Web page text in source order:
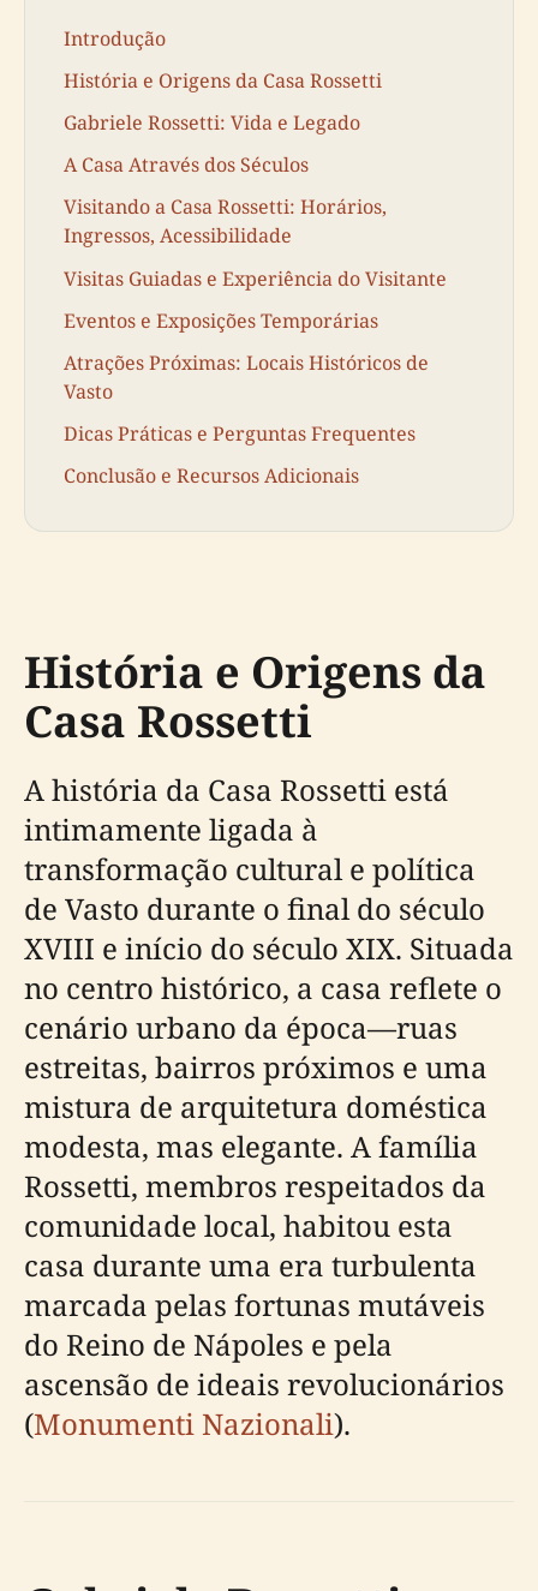
Introdução
História e Origens da Casa Rossetti
Gabriele Rossetti: Vida e Legado
A Casa Através dos Séculos
Visitando a Casa Rossetti: Horários,
Ingressos, Acessibilidade
Visitas Guiadas e Experiência do Visitante
Eventos e Exposições Temporárias
Atrações Próximas: Locais Históricos de
Vasto
Dicas Práticas e Perguntas Frequentes
Conclusão e Recursos Adicionais
História e Origens da
Casa Rossetti
A história da Casa Rossetti está
intimamente ligada à
transformação cultural e política
de Vasto durante o final do século
XVIII e início do século XIX. Situada
no centro histórico, a casa reflete o
cenário urbano da época—ruas
estreitas, bairros próximos e uma
mistura de arquitetura doméstica
modesta, mas elegante. A família
Rossetti, membros respeitados da
comunidade local, habitou esta
casa durante uma era turbulenta
marcada pelas fortunas mutáveis
do Reino de Nápoles e pela
ascensão de ideais revolucionários
(Monumenti Nazionali).